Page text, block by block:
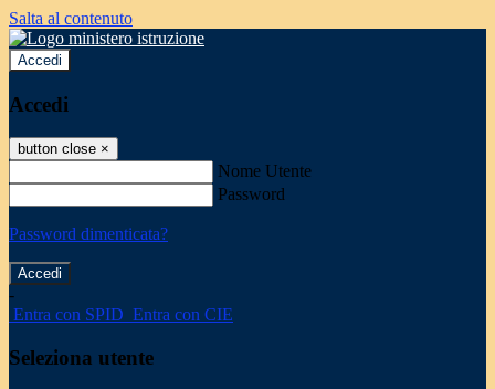
Salta al contenuto
Accedi
Accedi
button close ×
Nome Utente
Password
Password dimenticata?
-
Entra con SPID Entra con CIE
Seleziona utente